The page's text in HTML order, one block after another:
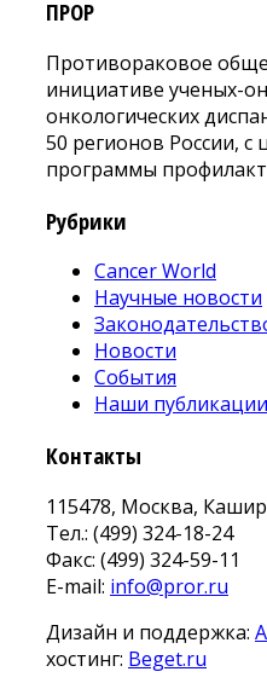
ПРОР
Противораковое
инициативе ученых-
онкологических
50 регионов России,
программы
Рубрики
Cancer World
Научные новости
Новости
События
Наши публикации
Контакты
115478, Москва,
Тел.: (499) 324-18-24
Факс: (499) 324-59-11
E-mail: info@pror.ru
Дизайн и поддержка:
хостинг: Beget.ru